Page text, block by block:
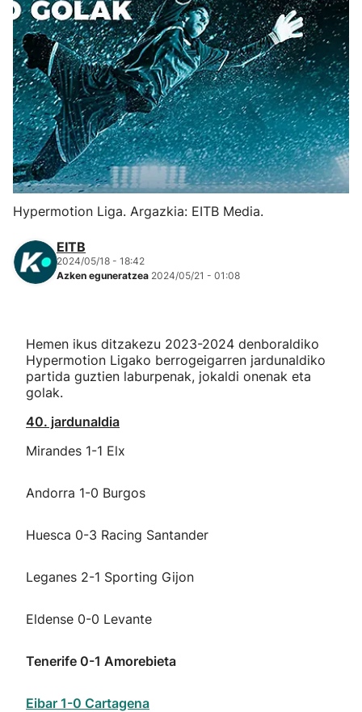
Herri-kirolak
Eskubaloia
Kirolak 360
Atletismoa
Mendi-lasterketak
Kirol gehiago
Hypermotion Liga. Argazkia: EITB Media.
EITB
2024/05/18 - 18:42
Azken eguneratzea 2024/05/21 - 01:08
Hemen ikus ditzakezu 2023-2024 denboraldiko
Hypermotion Ligako berrogeigarren jardunaldiko
partida guztien laburpenak, jokaldi onenak eta
golak.
40. jardunaldia
Mirandes 1-1 Elx
Andorra 1-0 Burgos
Huesca 0-3 Racing Santander
Leganes 2-1 Sporting Gijon
Eldense 0-0 Levante
Tenerife 0-1 Amorebieta
Eibar 1-0 Cartagena